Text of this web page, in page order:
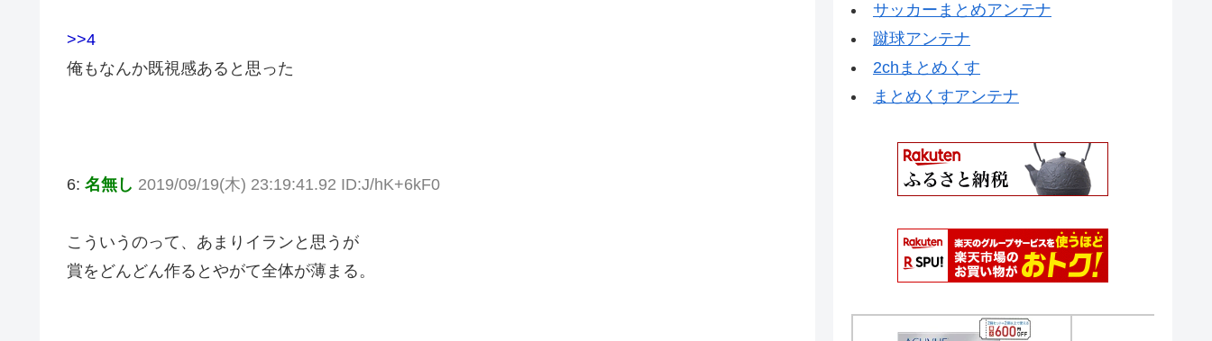
>>4
俺もなんか既視感あると思った
6: 名無し 2019/09/19(木) 23:19:41.92 ID:J/hK+6kF0
こういうのって、あまりイランと思うが
賞をどんどん作るとやがて全体が薄まる。
サッカーまとめアンテナ
蹴球アンテナ
2chまとめくす
まとめくすアンテナ